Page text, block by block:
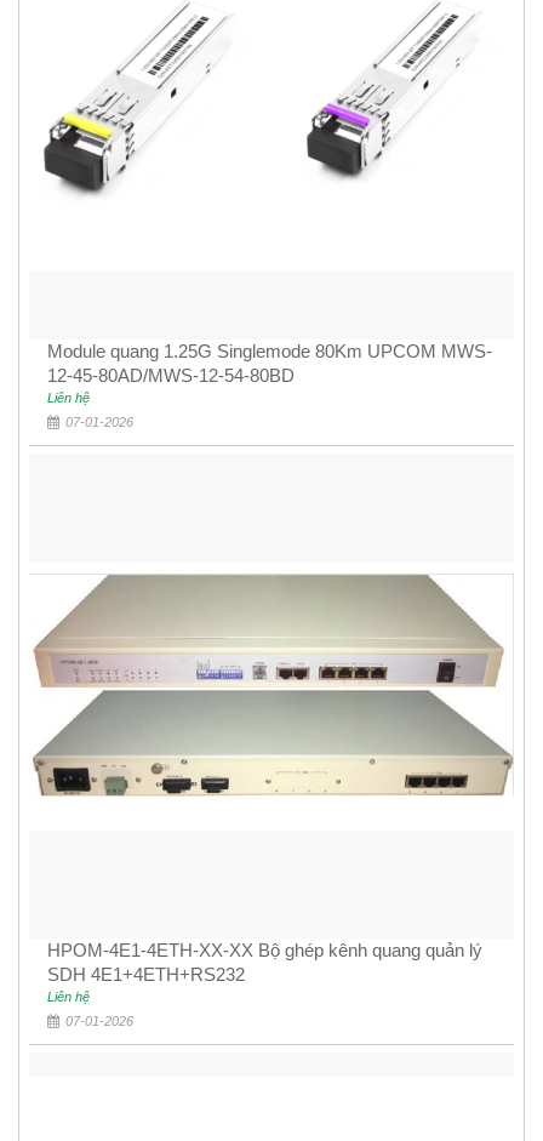
Module quang 1.25G Singlemode 80Km UPCOM MWS-
12-45-80AD/MWS-12-54-80BD
Liên hệ
07-01-2026
HPOM-4E1-4ETH-XX-XX Bộ ghép kênh quang quản lý
SDH 4E1+4ETH+RS232
Liên hệ
07-01-2026